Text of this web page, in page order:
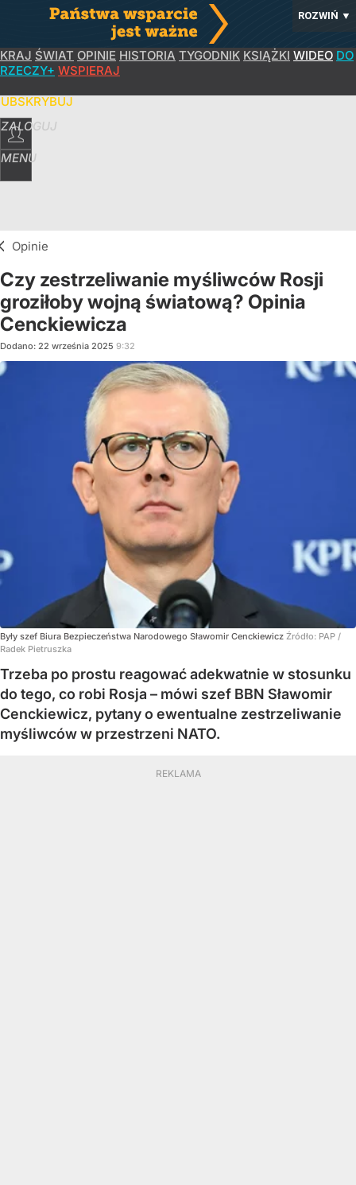
ROZWIŃ ▼
KRAJ ŚWIAT OPINIE HISTORIA TYGODNIK KSIĄŻKI WIDEO DO
RZECZY+ WSPIERAJ
ZALOGUJ
MENU
Opinie
Czy zestrzeliwanie myśliwców Rosji
groziłoby wojną światową? Opinia
Cenckiewicza
Dodano: 22 września 2025 9:32
Były szef Biura Bezpieczeństwa Narodowego Sławomir Cenckiewicz Źródło: PAP /
Radek Pietruszka
Trzeba po prostu reagować adekwatnie w stosunku
do tego, co robi Rosja – mówi szef BBN Sławomir
Cenckiewicz, pytany o ewentualne zestrzeliwanie
myśliwców w przestrzeni NATO.